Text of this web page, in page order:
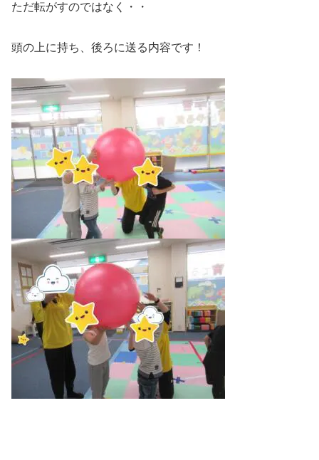
ただ転がすのではなく・・
頭の上に持ち、後ろに送る内容です！